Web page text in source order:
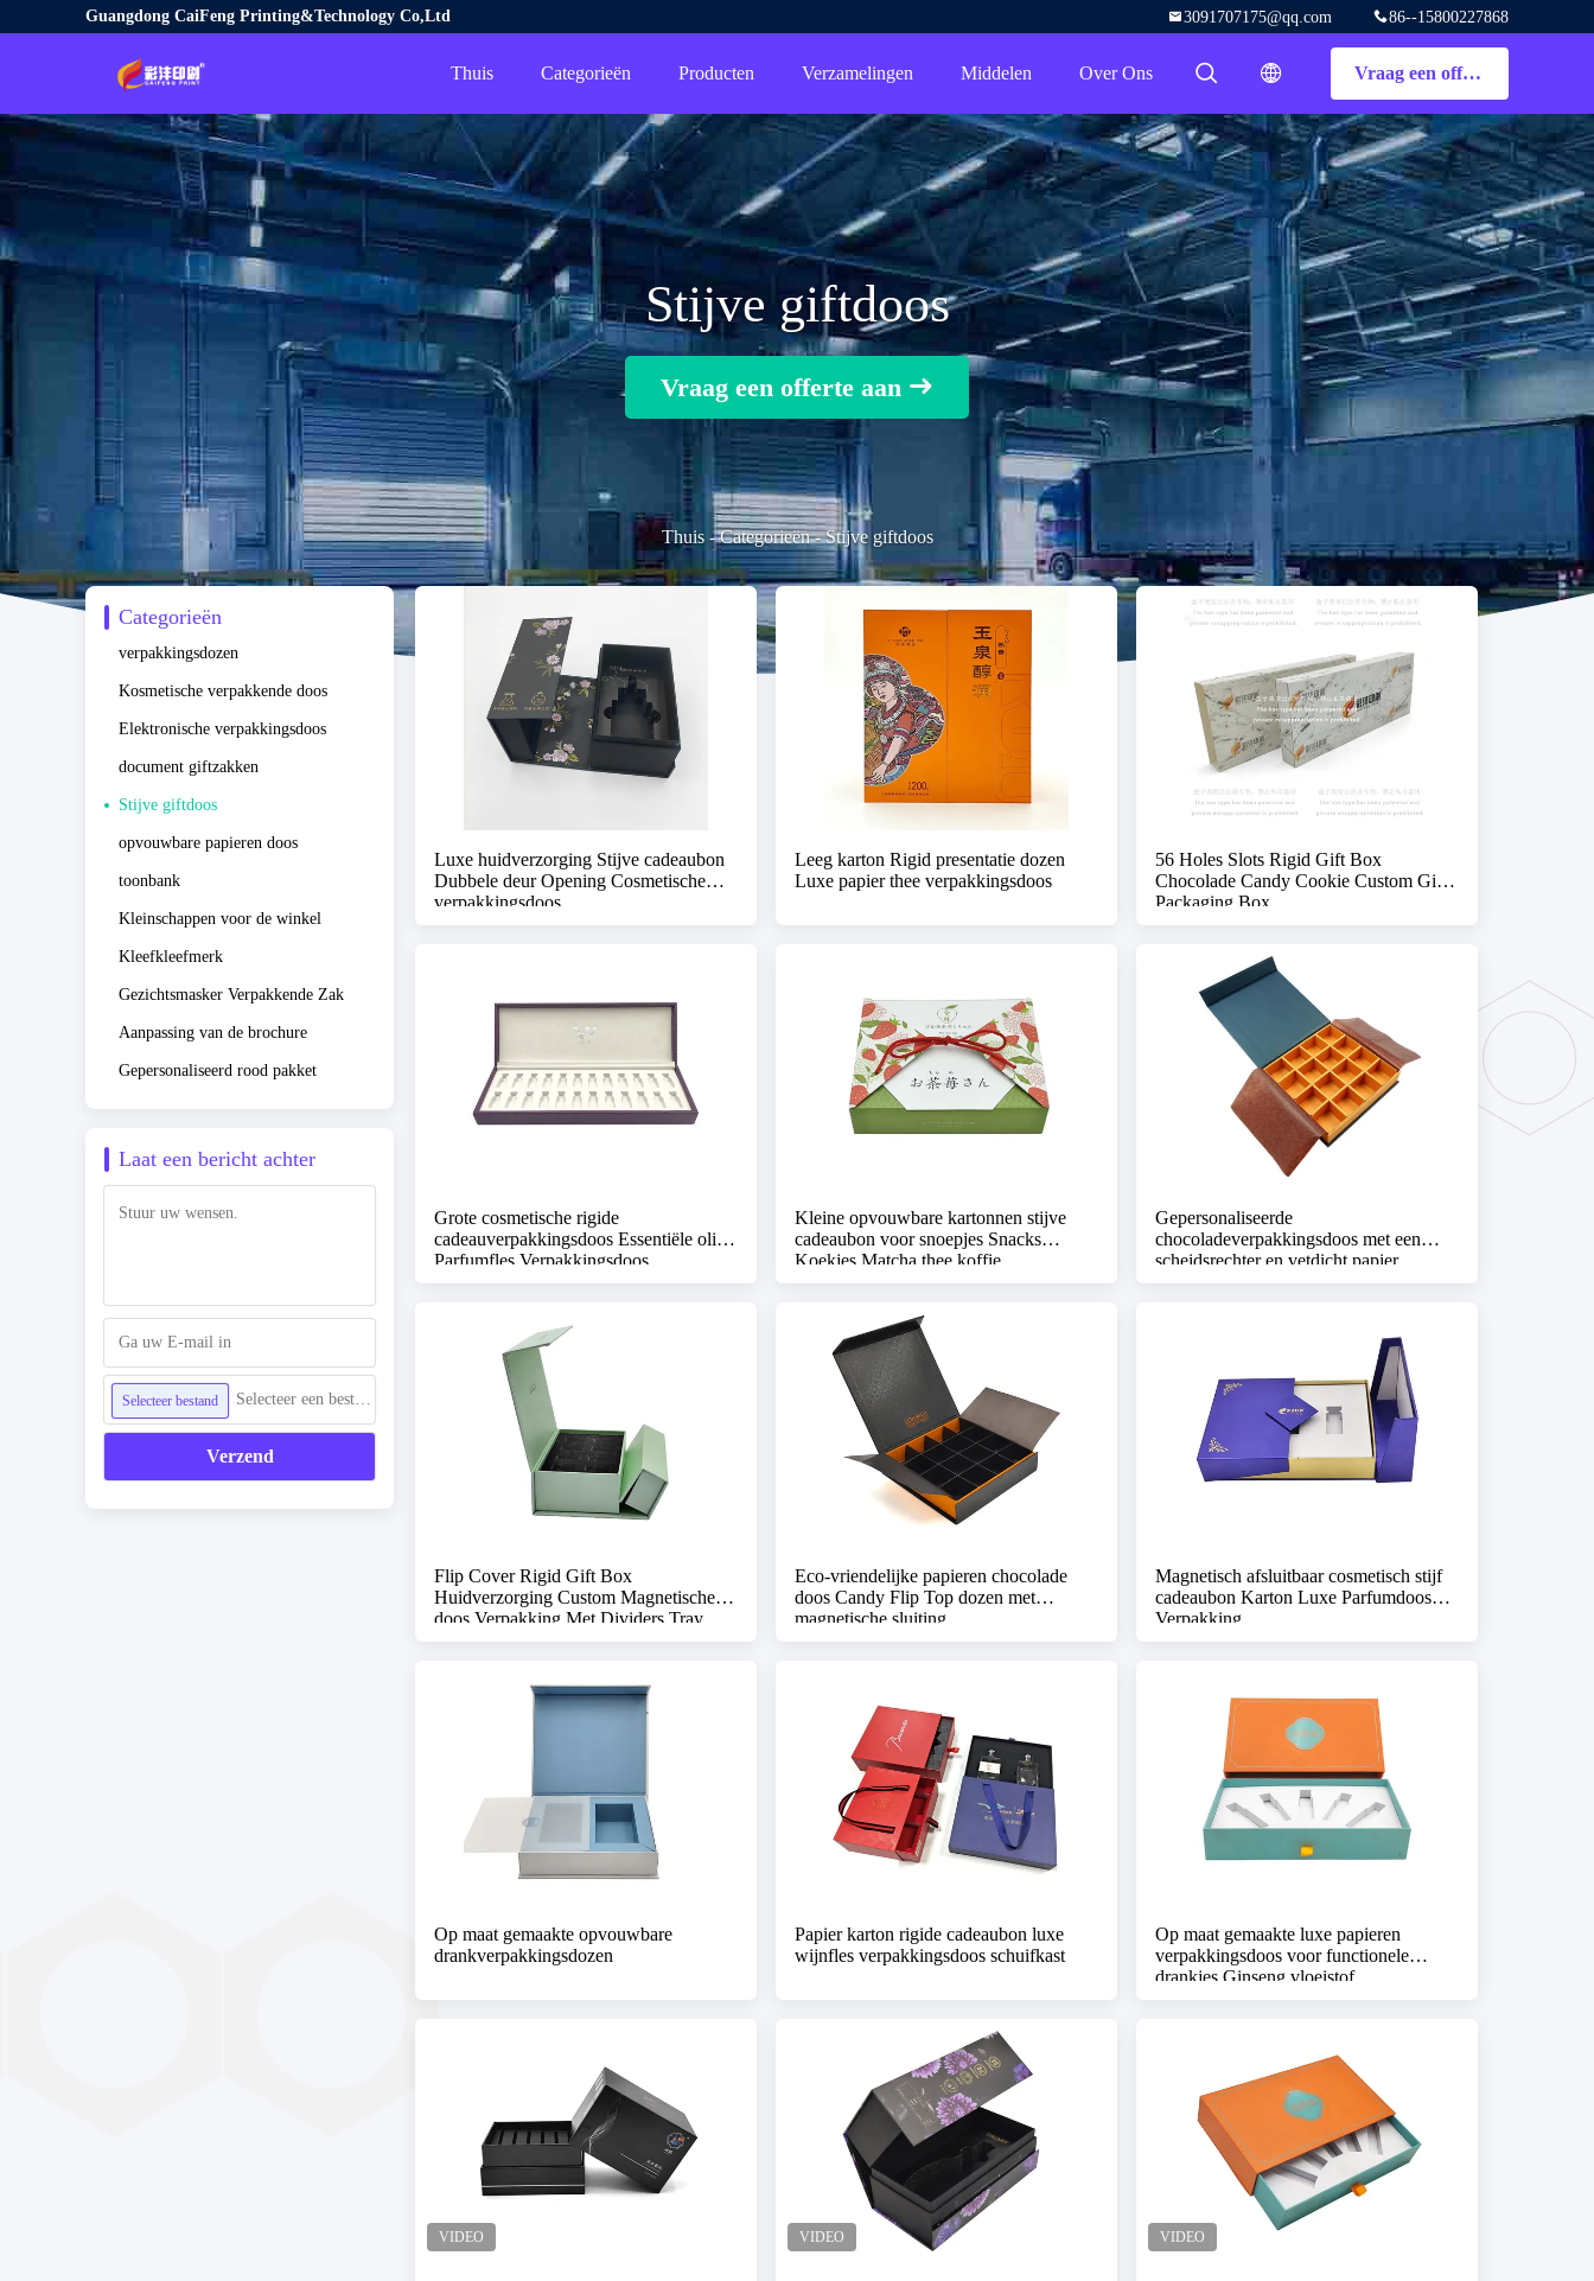
Guangdong CaiFeng Printing&Technology Co,Ltd 86--15800227868
3091707175@qq.com
Vraag een offerte aan
描述
描述
Thuis Categorieën Producten Verzamelingen Middelen Over Ons
Stijve giftdoos
Vraag een offerte aan
Thuis-Categorieën-Stijve giftdoos
Categorieën
verpakkingsdozen
Kosmetische verpakkende doos
Elektronische verpakkingsdoos
document giftzakken
Stijve giftdoos
opvouwbare papieren doos
toonbank
Kleinschappen voor de winkel
Kleefkleefmerk
Gezichtsmasker Verpakkende Zak
Aanpassing van de brochure
Gepersonaliseerd rood pakket
Laat een bericht achter
Selecteer bestand Selecteer een bestand
Verzend
Luxe huidverzorging Stijve cadeaubon
Dubbele deur Opening Cosmetische
verpakkingsdoos
Leeg karton Rigid presentatie dozen
Luxe papier thee verpakkingsdoos
56 Holes Slots Rigid Gift Box
Chocolade Candy Cookie Custom Gift
Packaging Box
Grote cosmetische rigide
cadeauverpakkingsdoos Essentiële olie
Parfumfles Verpakkingsdoos
Kleine opvouwbare kartonnen stijve
cadeaubon voor snoepjes Snacks
Koekjes Matcha thee koffie
Gepersonaliseerde
chocoladeverpakkingsdoos met een
scheidsrechter en vetdicht papier
Flip Cover Rigid Gift Box
Huidverzorging Custom Magnetische
doos Verpakking Met Dividers Tray
Eco-vriendelijke papieren chocolade
doos Candy Flip Top dozen met
magnetische sluiting
Magnetisch afsluitbaar cosmetisch stijf
cadeaubon Karton Luxe Parfumdoos
Verpakking
Op maat gemaakte opvouwbare
drankverpakkingsdozen
Papier karton rigide cadeaubon luxe
wijnfles verpakkingsdoos schuifkast
Op maat gemaakte luxe papieren
verpakkingsdoos voor functionele
drankjes Ginseng vloeistof